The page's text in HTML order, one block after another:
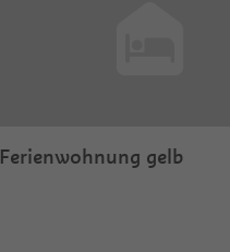
Ferienwohnung gelb